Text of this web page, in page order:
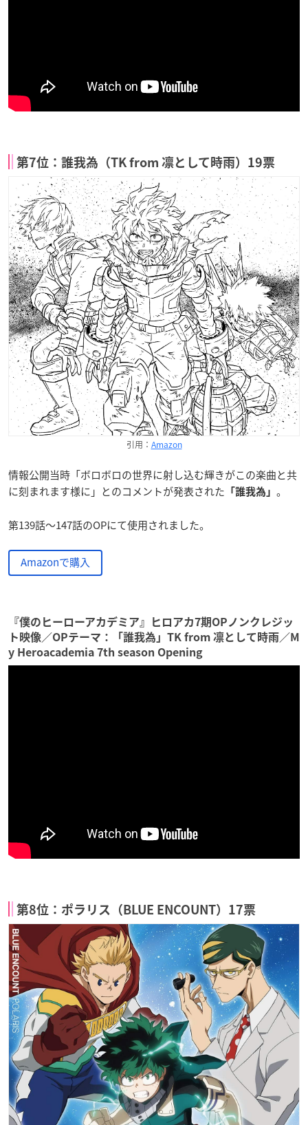
第7位：誰我為（TK from 凛として時雨）19票
引用： Amazon
情報公開当時「ボロボロの世界に射し込む輝きがこの楽曲と共
に刻まれます様に」とのコメントが発表された 「誰我為」 。
第139話～147話のOPにて使用されました。
Amazonで購入
『僕のヒーローアカデミア』ヒロアカ7期OPノンクレジッ
ト映像／OPテーマ：「誰我為」TK from 凛として時雨／M
y Heroacademia 7th season Opening
第8位：ポラリス（BLUE ENCOUNT）17票